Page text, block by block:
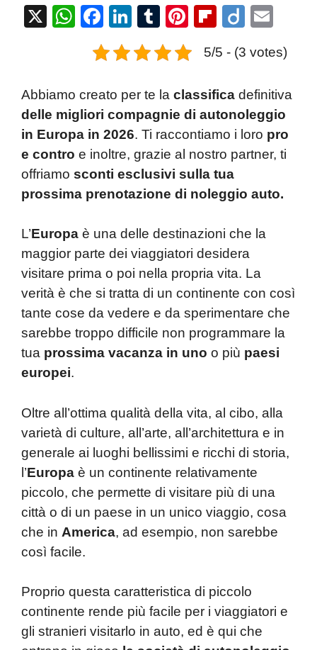
X
W
A
p
p
F
c
e
b
o
o
k
Li
n
k
dI
n
T
u
m
bl
r
Pi
er
st
Fl
b
o
ar
d
Di
o
ail
5/5 - (3 votes)
Abbiamo creato per te la classifica definitiva
delle migliori compagnie di autonoleggio
in Europa in 2026. Ti raccontiamo i loro pro
e contro e inoltre, grazie al nostro partner, ti
offriamo sconti esclusivi sulla tua
prossima prenotazione di noleggio auto.
L’Europa è una delle destinazioni che la
maggior parte dei viaggiatori desidera
visitare prima o poi nella propria vita. La
verità è che si tratta di un continente con così
tante cose da vedere e da sperimentare che
sarebbe troppo difficile non programmare la
tua prossima vacanza in uno o più paesi
europei.
Oltre all’ottima qualità della vita, al cibo, alla
varietà di culture, all’arte, all’architettura e in
generale ai luoghi bellissimi e ricchi di storia,
l’Europa è un continente relativamente
piccolo, che permette di visitare più di una
città o di un paese in un unico viaggio, cosa
che in America, ad esempio, non sarebbe
così facile.
Proprio questa caratteristica di piccolo
continente rende più facile per i viaggiatori e
gli stranieri visitarlo in auto, ed è qui che